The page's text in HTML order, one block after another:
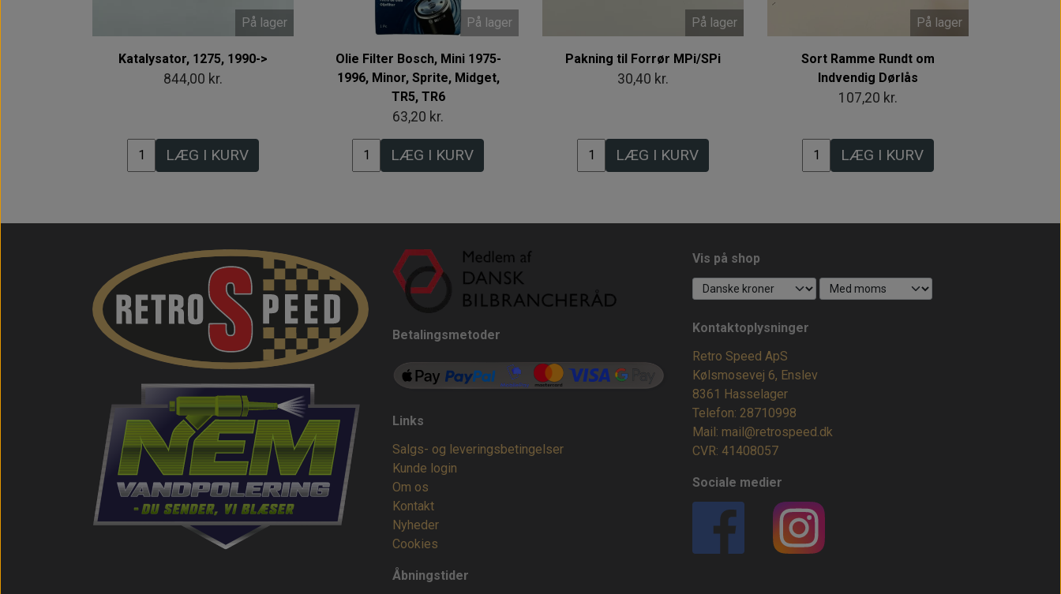
På lager
Katalysator, 1275, 1990->
844,00 kr.
LÆG I KURV
På lager
Olie Filter Bosch, Mini 1975-
1996, Minor, Sprite, Midget,
TR5, TR6
63,20 kr.
LÆG I KURV
På lager
Pakning til Forrør MPi/SPi
30,40 kr.
LÆG I KURV
På lager
Sort Ramme Rundt om
Indvendig Dørlås
107,20 kr.
LÆG I KURV
Betalingsmetoder
Links
Salgs- og leveringsbetingelser
Kunde login
Om os
Kontakt
Nyheder
Cookies
Åbningstider
Vis på shop
Kontaktoplysninger
Retro Speed ApS
Kølsmosevej 6, Enslev
8361 Hasselager
Telefon: 28710998
Mail: mail@retrospeed.dk
CVR: 41408057
Sociale medier